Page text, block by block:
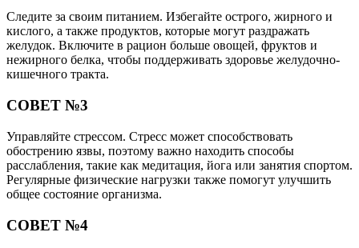
Следите за своим питанием. Избегайте острого, жирного и
кислого, а также продуктов, которые могут раздражать
желудок. Включите в рацион больше овощей, фруктов и
нежирного белка, чтобы поддерживать здоровье желудочно-
кишечного тракта.
СОВЕТ №3
Управляйте стрессом. Стресс может способствовать
обострению язвы, поэтому важно находить способы
расслабления, такие как медитация, йога или занятия спортом.
Регулярные физические нагрузки также помогут улучшить
общее состояние организма.
СОВЕТ №4